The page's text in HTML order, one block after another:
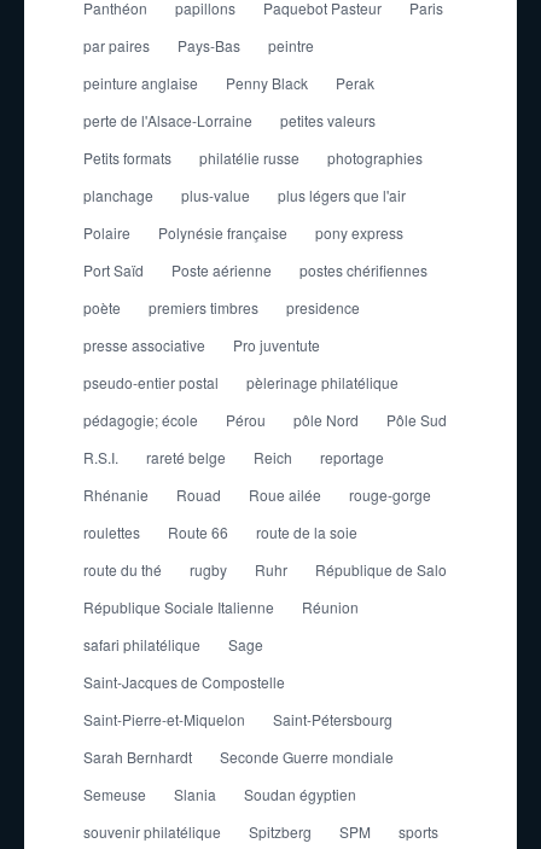
Panthéon papillons Paquebot Pasteur
Paris
par paires
Pays-Bas
peintre
peinture anglaise
Penny Black
Perak
perte de l'Alsace-Lorraine
petites valeurs
Petits formats
philatélie russe
photographies
planchage
plus-value
plus légers que l'air
Polaire
Polynésie française
pony express
Port Saïd
Poste aérienne
postes chérifiennes
poète
premiers timbres
presidence
presse associative
Pro juventute
pseudo-entier postal
pèlerinage philatélique
pédagogie; école
Pérou pôle Nord
Pôle Sud
R.S.I.
rareté belge Reich
reportage
Rhénanie
Rouad Roue ailée
rouge-gorge
roulettes
Route 66
route de la soie
route du thé
rugby Ruhr
République de Salo
République Sociale Italienne
Réunion
safari philatélique
Sage
Saint-Jacques de Compostelle
Saint-Pierre-et-Miquelon
Saint-Pétersbourg
Sarah Bernhardt
Seconde Guerre mondiale
Semeuse
Slania
Soudan égyptien
souvenir philatélique
Spitzberg SPM
sports